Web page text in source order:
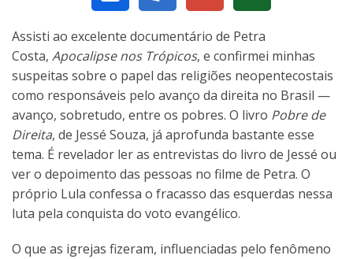
Assisti ao excelente documentário de Petra
Costa, Apocalipse nos Trópicos, e confirmei minhas
suspeitas sobre o papel das religiões neopentecostais
como responsáveis pelo avanço da direita no Brasil —
avanço, sobretudo, entre os pobres. O livro Pobre de
Direita, de Jessé Souza, já aprofunda bastante esse
tema. É revelador ler as entrevistas do livro de Jessé ou
ver o depoimento das pessoas no filme de Petra. O
próprio Lula confessa o fracasso das esquerdas nessa
luta pela conquista do voto evangélico.
O que as igrejas fizeram, influenciadas pelo fenômeno